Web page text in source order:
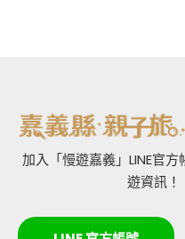
加入「慢遊嘉義」LINE官
遊資訊！